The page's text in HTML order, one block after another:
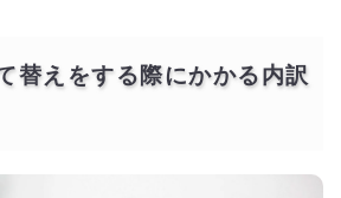
替えをする際にかかる内訳